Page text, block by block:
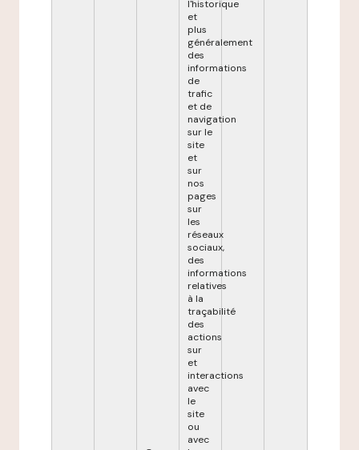
l'historique
et
plus
généralement
des
informations
de
trafic
et de
navigation
sur le
site
et
sur
nos
pages
sur
les
réseaux
sociaux,
des
informations
relatives
à la
traçabilité
des
actions
sur
et
interactions
avec
le
site
ou
avec